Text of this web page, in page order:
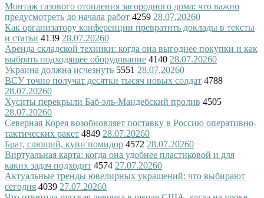
Монтаж газового отопления загородного дома: что важно
предусмотреть до начала работ 4259 28.07.20260
Как организатору конференции превратить доклады в тексты
и статьи 4139 28.07.20260
Аренда складской техники: когда она выгоднее покупки и как
выбрать подходящее оборудование 4140 28.07.20260
Украина должна исчезнуть 5551 28.07.20260
ВСУ точно получат десятки тысяч новых солдат 4788
28.07.20260
Хуситы перекрыли Баб-эль-Мандебский пролив 4505
28.07.20260
Северная Корея возобновляет поставку в Россию оперативно-
тактических ракет 4849 28.07.20260
Брат, слющий, купи помидор 4572 28.07.20260
Виртуальная карта: когда она удобнее пластиковой и для
каких задач подходит 4574 27.07.20260
Актуальные тренды ювелирных украшений: что выбирают
сегодня 4039 27.07.20260